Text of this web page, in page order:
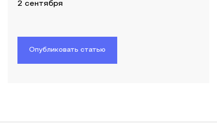
2 сентября
Опубликовать статью